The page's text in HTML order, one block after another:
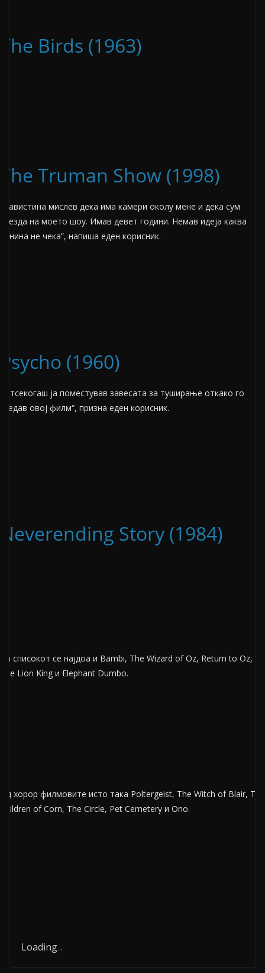
The Birds (1963)
The Truman Show (1998)
“Навистина мислев дека има камери околу мене и дека сум
ѕвезда на моето шоу. Имав девет години. Немав идеја каква
иднина не чека”, напиша еден корисник.
Psycho (1960)
„Отсекогаш ја поместував завесата за туширање откако го
гледав овој филм“, призна еден корисник.
Neverending Story (1984)
На списокот се најдоа и Bambi, The Wizard of Oz, Return to Oz,
The Lion King и Elephant Dumbo.
Од хорор филмовите исто така Poltergeist, The Witch of Blair, The
Children of Corn, The Circle, Pet Cemetery и Ono.
Loading...